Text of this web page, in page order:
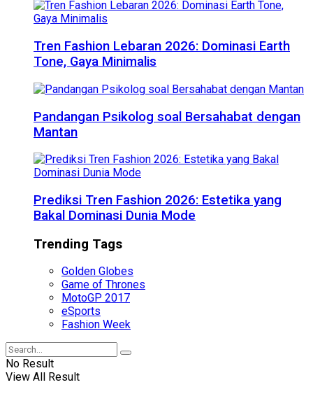
Tren Fashion Lebaran 2026: Dominasi Earth
Tone, Gaya Minimalis
Pandangan Psikolog soal Bersahabat dengan
Mantan
Prediksi Tren Fashion 2026: Estetika yang
Bakal Dominasi Dunia Mode
Trending Tags
Golden Globes
Game of Thrones
MotoGP 2017
eSports
Fashion Week
No Result
View All Result